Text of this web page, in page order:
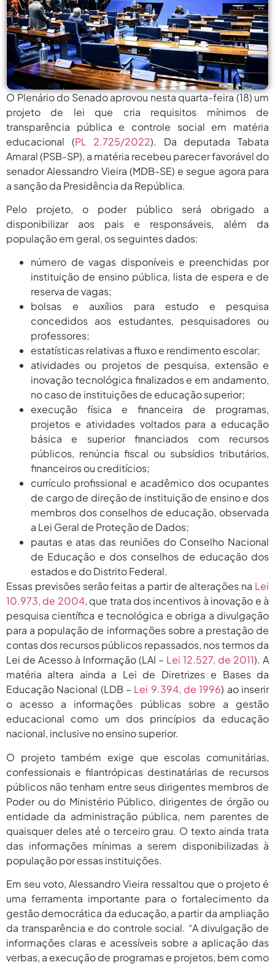
Lei Que Aumenta Punição A Crimes
Digitais Contra...
agosto 10,
2026
Balanço Da 78ª SBPC: Na Primeira
Participação, PROIFES...
agosto
6, 2026
Enamed: Justiça Suspende Punições
Do MEC A Faculdades...
agosto
10, 2026
Em Parceria Com A CUT E A
Sociedade...
agosto 10,
2026
Lei Que Aumenta Punição A Crimes
Digitais Contra...
agosto 10,
Balanço Da 78ª SBPC: Na Primeira
6, 2026
Enamed: Justiça Suspende Punições
Do MEC A Faculdades...
agosto
Em Parceria Com A CUT E A
Sociedade...
agosto 10,
2026
Lei Que Aumenta Punição A Crimes
Digitais Contra...
Participação, PROIFES...
6, 2026
O Plenário do Senado aprovou nesta quarta-feira (18) um
projeto de lei que cria requisitos mínimos de
transparência pública e controle social em matéria
educacional (PL 2.725/2022). Da deputada Tabata
Amaral (PSB-SP), a matéria recebeu parecer favorável do
senador Alessandro Vieira (MDB-SE) e segue agora para
a sanção da Presidência da República.
Pelo projeto, o poder público será obrigado a
disponibilizar aos pais e responsáveis, além da
população em geral, os seguintes dados:
número de vagas disponíveis e preenchidas por
instituição de ensino pública, lista de espera e de
reserva de vagas;
bolsas e auxílios para estudo e pesquisa
concedidos aos estudantes, pesquisadores ou
professores;
estatísticas relativas a fluxo e rendimento escolar;
atividades ou projetos de pesquisa, extensão e
inovação tecnológica finalizados e em andamento,
no caso de instituições de educação superior;
execução física e financeira de programas,
projetos e atividades voltados para a educação
básica e superior financiados com recursos
públicos, renúncia fiscal ou subsídios tributários,
financeiros ou creditícios;
currículo profissional e acadêmico dos ocupantes
de cargo de direção de instituição de ensino e dos
membros dos conselhos de educação, observada
a Lei Geral de Proteção de Dados;
pautas e atas das reuniões do Conselho Nacional
de Educação e dos conselhos de educação dos
estados e do Distrito Federal.
Essas previsões serão feitas a partir de alterações na Lei
10.973, de 2004, que trata dos incentivos à inovação e à
pesquisa científica e tecnológica e obriga a divulgação
para a população de informações sobre a prestação de
contas dos recursos públicos repassados, nos termos da
Lei de Acesso à Informação (LAI – Lei 12.527, de 2011). A
matéria altera ainda a Lei de Diretrizes e Bases da
Educação Nacional (LDB – Lei 9.394, de 1996) ao inserir
o acesso a informações públicas sobre a gestão
educacional como um dos princípios da educação
nacional, inclusive no ensino superior.
O projeto também exige que escolas comunitárias,
confessionais e filantrópicas destinatárias de recursos
públicos não tenham entre seus dirigentes membros de
Poder ou do Ministério Público, dirigentes de órgão ou
entidade da administração pública, nem parentes de
quaisquer deles até o terceiro grau. O texto ainda trata
das informações mínimas a serem disponibilizadas à
população por essas instituições.
Em seu voto, Alessandro Vieira ressaltou que o projeto é
uma ferramenta importante para o fortalecimento da
gestão democrática da educação, a partir da ampliação
da transparência e do controle social. “A divulgação de
informações claras e acessíveis sobre a aplicação das
verbas, a execução de programas e projetos, bem como